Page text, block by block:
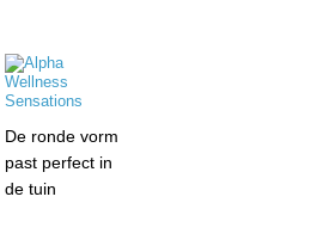
De ronde vorm
past perfect in
de tuin